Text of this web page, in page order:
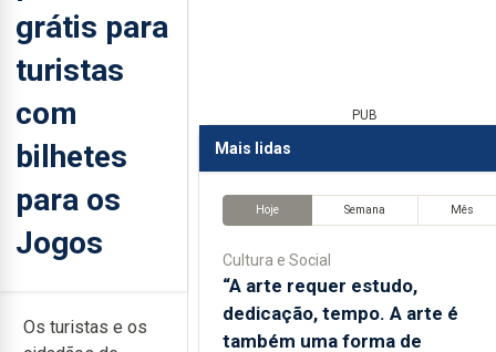
grátis para
turistas
com
bilhetes
para os
Jogos
Os turistas e os
PUB
Mais lidas
Hoje Semana Mês
Cultura e Social
“A arte requer estudo,
dedicação, tempo. A arte é
também uma forma de